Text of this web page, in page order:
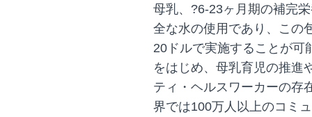
母乳、?6-23ヶ月期の補完
全な水の使用であり、この
20ドルで実施することが可
をはじめ、母乳育児の推進
ティ・ヘルスワーカーの存
界では100万人以上のコミ